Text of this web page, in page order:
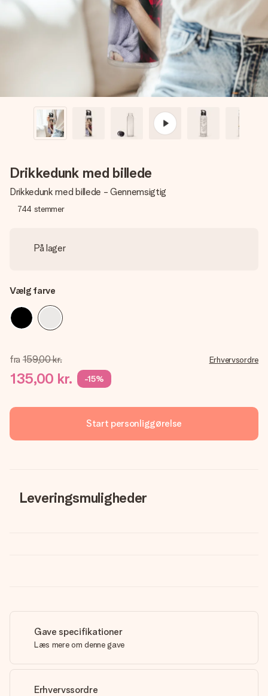
billede af dig eller en besked, der går lige i hendes hjerte.
Intet besvær men udelukkende en masse kærlighed i
øjeblikket.
Drikkedunk med billede
Drikkedunk med billede - Gennemsigtig
744 stemmer
På lager
Vælg farve
fra 159,00 kr.
135,00 kr. -15%
Erhvervsordre
Start personliggørelse
Leveringsmuligheder
Gave specifikationer
Læs mere om denne gave
Erhvervssordre